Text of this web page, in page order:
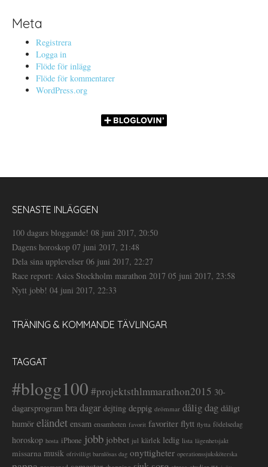
r
cMeta
Registrera
Logga in
Flöde för inlägg
Flöde för kommentarer
WordPress.org
SENASTE INLÄGGEN
100 dagars bloggande! 08 juni 2017, 20:50
Dagens horoskop 07 juni 2017, 21:48
Dela sina upplevelser 06 juni 2017, 22:27
Race report: Asics Stockholm marathon 2017 05 juni 2017, 23:58
Nytt jobb! 04 juni 2017, 22:33
TRÄNING & KOMMANDE TÄVLINGAR
TAGGAT
#blogg100 #projektsthlmmarathon2015 30-
dagarsprogram bra dagar dejting deppig drömmar dålig dag dåligt
humör eländet ensam ensamheten favorit favoriter flytt flytta födelsedag
horoskop hosta iPhone jobb jobbet jul kärlek ledig lista lägenhetsjakt
missarna musik ofrivilligt barnlösas dag onyttigheter operationssjuksköterska